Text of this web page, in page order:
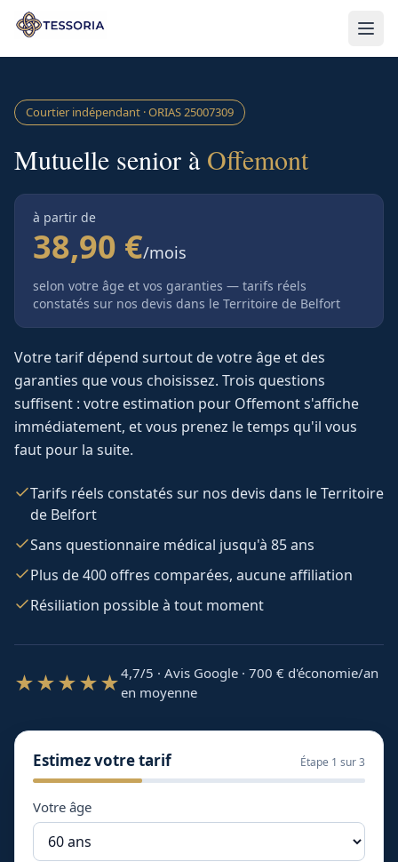
Aller au contenu principal
Courtier indépendant · ORIAS25007309
Mutuelle senior à Offemont
à partir de
38,90 €/mois
selon votre âge et vos garanties — tarifs réels
constatés sur nos devis dans le Territoire de Belfort
Votre tarif dépend surtout de votre âge et des
garanties que vous choisissez. Trois questions
suffisent : votre estimation pour Offemonts'affiche
immédiatement, et vous prenez le temps qu'il vous
faut pour la suite.
Tarifs réels constatés sur nos devis dans le Territoire
de Belfort
Sans questionnaire médical jusqu'à 85 ans
Plus de 400 offres comparées, aucune affiliation
Résiliation possible à tout moment
★★★★★4,7/5 · Avis Google · 700 € d'économie/an
en moyenne
Estimez votre tarif Étape 1 sur 3
Votre âge